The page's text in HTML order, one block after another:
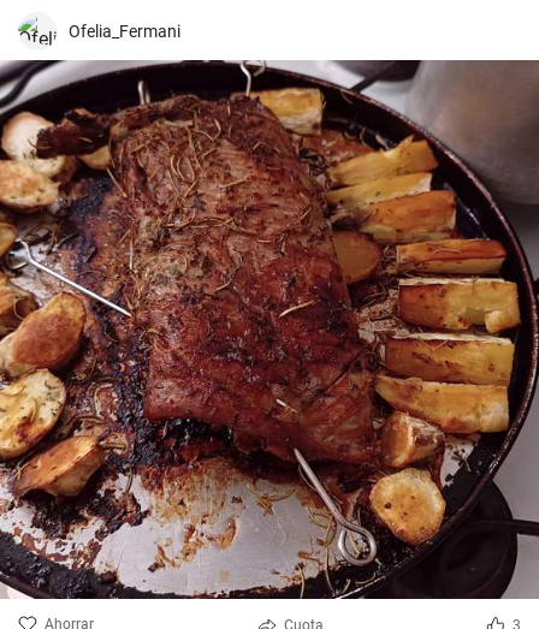
Ofelia_Fermani
Ahorrar Cuota 3